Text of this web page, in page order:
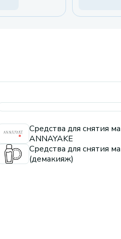
Средства для снятия
ANNAYAKE
Средства для снятия
(демакияж)